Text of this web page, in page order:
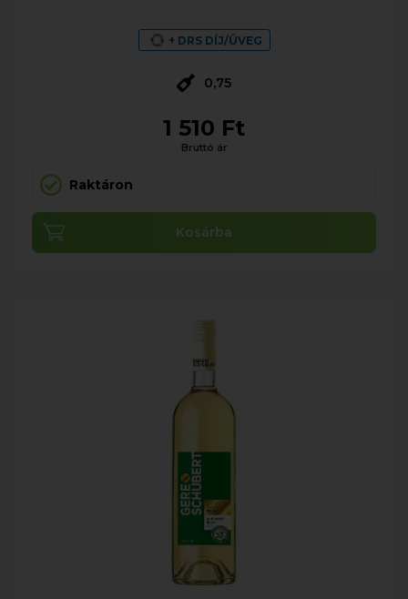
+ DRS DÍJ/ÜVEG
0,75
1 510 Ft
Bruttó ár
Raktáron
Kosárba